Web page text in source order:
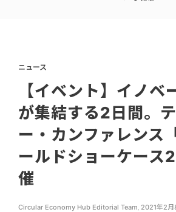
ニュース
【イベント】イノベ
が集結する2日間。
ー・カンファレンス
ールドショーケース
催
Circular Economy Hub Editorial Team, 2021年2月